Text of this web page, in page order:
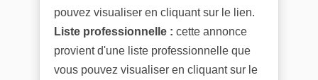
pouvez visualiser en cliquant sur le lien.
Liste professionnelle : cette annonce
provient d'une liste professionnelle que
vous pouvez visualiser en cliquant sur le